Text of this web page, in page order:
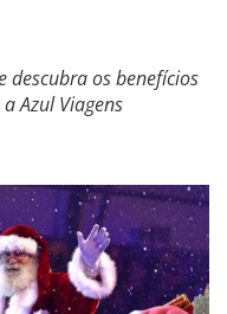
descubra os benefícios
Azul Viagens